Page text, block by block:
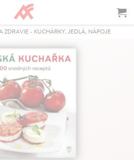
ZDRAVIE- KUCHÁRKY, JEDLÁ, NÁPOJE